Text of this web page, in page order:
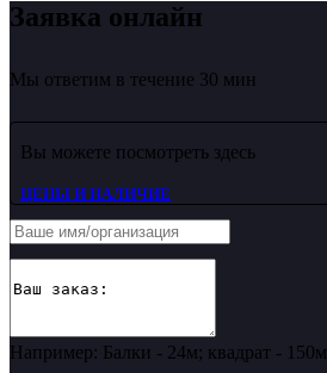
Заявка онлайн
Мы ответим в течение 30 мин
Вы можете посмотреть здесь
ЦЕНЫ И НАЛИЧИЕ
Например: Балки - 24м; квадрат -